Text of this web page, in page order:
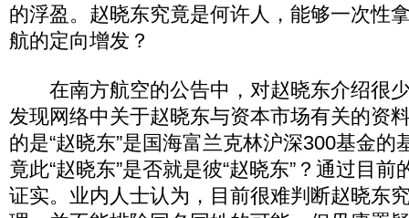
的浮盈。赵晓东究竟是何许人，能够一次性
航的定向增发？
在南方航空的公告中，对赵晓东介绍很
发现网络中关于赵晓东与资本市场有关的资
的是“赵晓东”是国海富兰克林沪深300基金的
竟此“赵晓东”是否就是彼“赵晓东”？通过目
证实。业内人士认为，目前很难判断赵晓东